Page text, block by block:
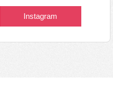
Instagram